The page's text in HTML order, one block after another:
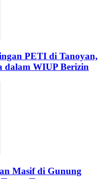
PETI di Tanoyan,
dalam WIUP Berizin
Masif di Gunung